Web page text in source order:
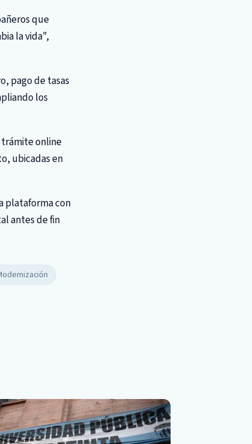
que
la vida",
pago de tasas
los
online
ubicadas en
plataforma con
antes de fin